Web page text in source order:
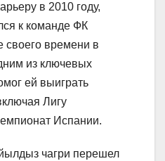
в 2010 году,
к команде ФК
своего времени в
из ключевых
ей выиграть
Лигу
Испании.
чагри перешел